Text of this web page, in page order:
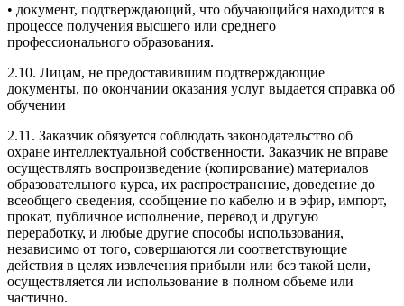
• документ, подтверждающий, что обучающийся находится в
процессе получения высшего или среднего
профессионального образования.
2.10. Лицам, не предоставившим подтверждающие
документы, по окончании оказания услуг выдается справка об
обучении
2.11. Заказчик обязуется соблюдать законодательство об
охране интеллектуальной собственности. Заказчик не вправе
осуществлять воспроизведение (копирование) материалов
образовательного курса, их распространение, доведение до
всеобщего сведения, сообщение по кабелю и в эфир, импорт,
прокат, публичное исполнение, перевод и другую
переработку, и любые другие способы использования,
независимо от того, совершаются ли соответствующие
действия в целях извлечения прибыли или без такой цели,
осуществляется ли использование в полном объеме или
частично.